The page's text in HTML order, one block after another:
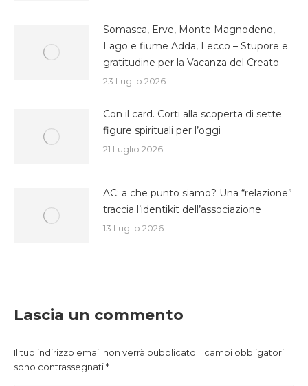
Somasca, Erve, Monte Magnodeno,
Lago e fiume Adda, Lecco – Stupore e
gratitudine per la Vacanza del Creato
23 Luglio 2026
Con il card. Corti alla scoperta di sette
figure spirituali per l’oggi
21 Luglio 2026
AC: a che punto siamo? Una “relazione”
traccia l’identikit dell’associazione
13 Luglio 2026
Lascia un commento
Il tuo indirizzo email non verrà pubblicato. I campi obbligatori
sono contrassegnati*